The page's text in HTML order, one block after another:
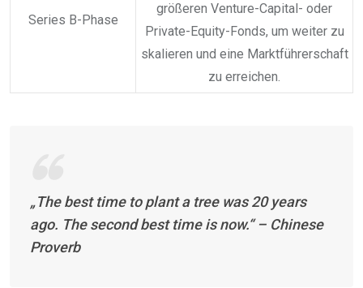
Series B-Phase
größeren Venture-Capital- oder
Private-Equity-Fonds, um weiter zu
skalieren und eine Marktführerschaft
zu erreichen.
„The best time to plant a tree was 20 years
ago. The second best time is now.“ – Chinese
Proverb